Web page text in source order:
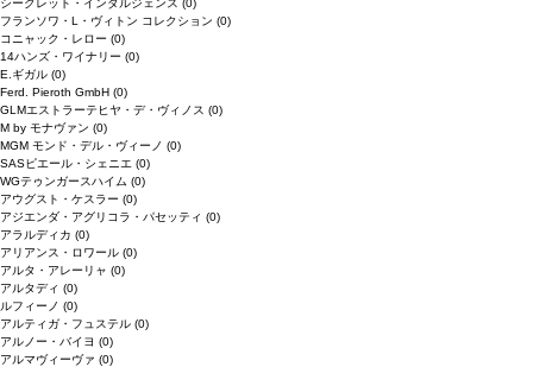
シークレット・インダルジェンス (0)
フランソワ・L・ヴィトン コレクション (0)
コニャック・レロー (0)
14ハンズ・ワイナリー (0)
E.ギガル (0)
Ferd. Pieroth GmbH (0)
GLMエストラーテヒヤ・デ・ヴィノス (0)
M by モナヴァン (0)
MGM モンド・デル・ヴィーノ (0)
SASピエール・シェニエ (0)
WGテゥンガースハイム (0)
アウグスト・ケスラー (0)
アジエンダ・アグリコラ・パセッティ (0)
アラルディカ (0)
アリアンス・ロワール (0)
アルタ・アレーリャ (0)
アルタディ (0)
ルフィーノ (0)
アルティガ・フュステル (0)
アルノー・バイヨ (0)
アルマヴィーヴァ (0)